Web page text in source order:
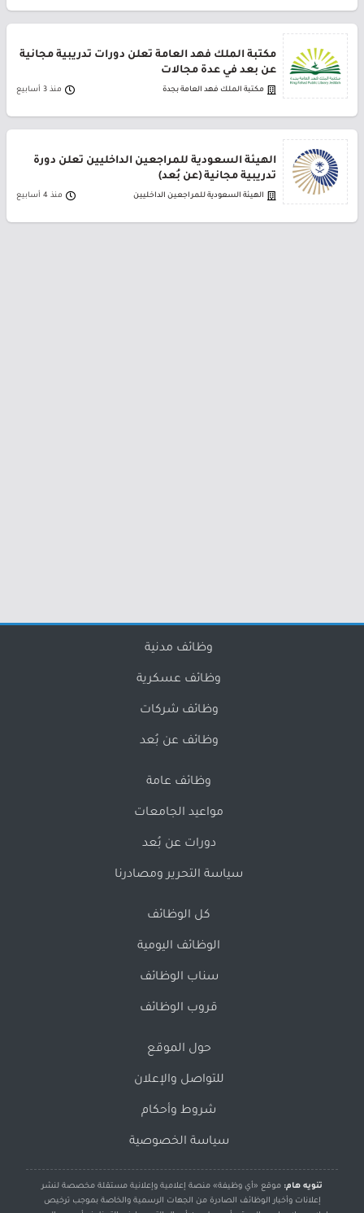
مكتبة الملك فهد العامة تعلن دورات تدريبية مجانية
عن بعد في عدة مجالات
مكتبة الملك فهد العامة بجدة منذ 3 أسابيع
الهيئة السعودية للمراجعين الداخليين تعلن دورة
تدريبية مجانية (عن بُعد)
الهيئة السعودية للمراجعين الداخليين منذ 4 أسابيع
وظائف مدنية
وظائف عسكرية
وظائف شركات
وظائف عن بُعد
وظائف عامة
مواعيد الجامعات
دورات عن بُعد
سياسة التحرير ومصادرنا
كل الوظائف
الوظائف اليومية
سناب الوظائف
قروب الوظائف
حول الموقع
للتواصل والإعلان
شروط وأحكام
سياسة الخصوصية
تنويه هام: موقع «أي وظيفة» منصة إعلامية وإعلانية مستقلة مخصصة لنشر
إعلانات وأخبار الوظائف الصادرة من الجهات الرسمية والخاصة بموجب ترخيص